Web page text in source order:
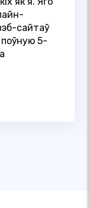
сайтаў
поўную 5-